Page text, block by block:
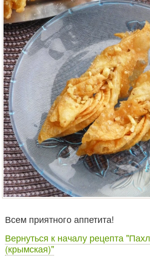
Всем приятного аппетита!
Вернуться к началу рецепта
(крымская)"